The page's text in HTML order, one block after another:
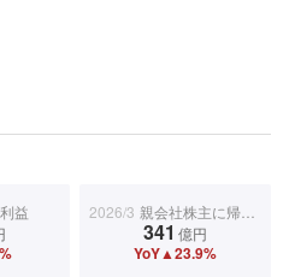
益 2026/3 親会社株主に帰属する当期純利益
341 億円
YoY▲23.9%